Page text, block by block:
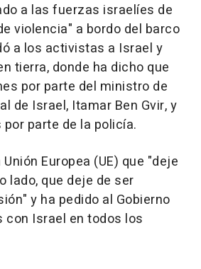
a las fuerzas israelíes de
violencia" a bordo del barco
a los activistas a Israel y
tierra, donde ha dicho que
por parte del ministro de
de Israel, Itamar Ben Gvir, y
parte de la policía.
Europea (UE) que "deje
lado, que deje de ser
y ha pedido al Gobierno
con Israel en todos los